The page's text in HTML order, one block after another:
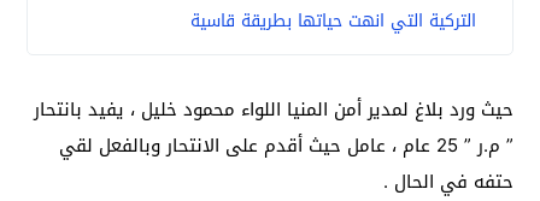
التركية التي انهت حياتها بطريقة قاسية
حيث ورد بلاغ لمدير أمن المنيا اللواء محمود خليل ، يفيد بانتحار
” م.ر ” 25 عام ، عامل حيث أقدم على الانتحار وبالفعل لقي
حتفه في الحال .